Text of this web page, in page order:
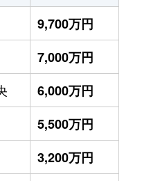
9,700万円
7,000万円
6,000万円
5,500万円
3,200万円